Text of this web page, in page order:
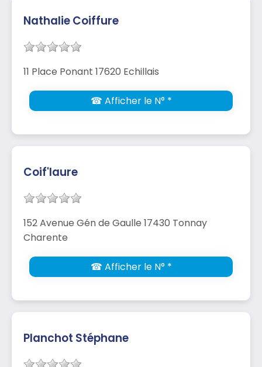
Nathalie Coiffure
11 Place Ponant 17620 Echillais
☎ Afficher le N° *
Coif'laure
152 Avenue Gén de Gaulle 17430 Tonnay
Charente
☎ Afficher le N° *
Planchot Stéphane